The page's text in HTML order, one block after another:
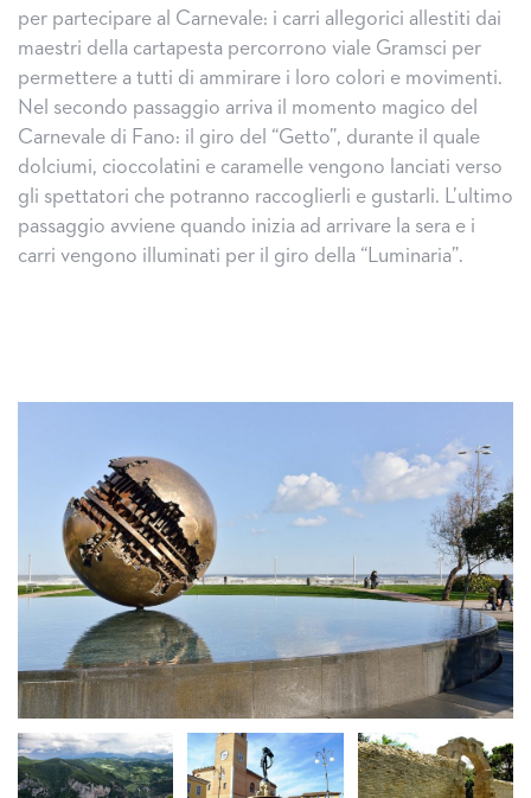
per partecipare al Carnevale: i carri allegorici allestiti dai
maestri della cartapesta percorrono viale Gramsci per
permettere a tutti di ammirare i loro colori e movimenti.
Nel secondo passaggio arriva il momento magico del
Carnevale di Fano: il giro del “Getto”, durante il quale
dolciumi, cioccolatini e caramelle vengono lanciati verso
gli spettatori che potranno raccoglierli e gustarli. L’ultimo
passaggio avviene quando inizia ad arrivare la sera e i
carri vengono illuminati per il giro della “Luminaria”.